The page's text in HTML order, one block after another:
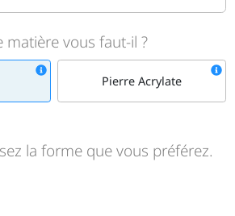
matière vous faut-il ?
Pierre Acrylate
la forme que vous préférez.